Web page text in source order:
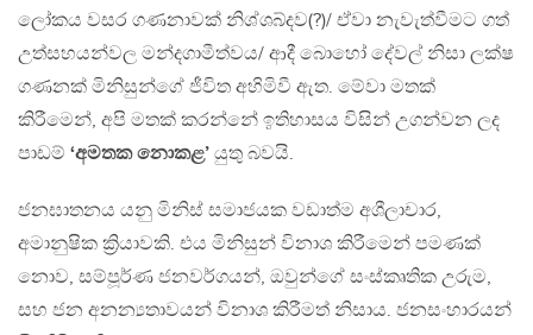
ලෝකය වසර ගණනාවක් නිශ්ශබ්දව(?)/ ඒවා නැවැත්වීමට ගත්
උත්සහයන්වල මන්දගාමීත්වය/ ආදී බොහෝ දේවල් නිසා ලක්ෂ
ගණනක් මිනිසුන්ගේ ජීවිත අහිමිවී ඇත. මේවා මතක්
කිරීමෙන්, අපි මතක් කරන්නේ ඉතිහාසය විසින් උගන්වන ලද
පාඩම් ‘අමතක නොකළ’ යුතු බවයි.
ජනඝාතනය යනු මිනිස් සමාජයක වඩාත්ම අශීලාචාර,
අමානුෂික ක්‍රියාවකි. එය මිනිසුන් විනාශ කිරීමෙන් පමණක්
නොව, සම්පූර්ණ ජනවර්ගයන්, ඔවුන්ගේ සංස්කෘතික උරුම,
සහ ජන අනන්‍යතාවයන් විනාශ කිරීමත් නිසාය. ජනසංහාරයන්